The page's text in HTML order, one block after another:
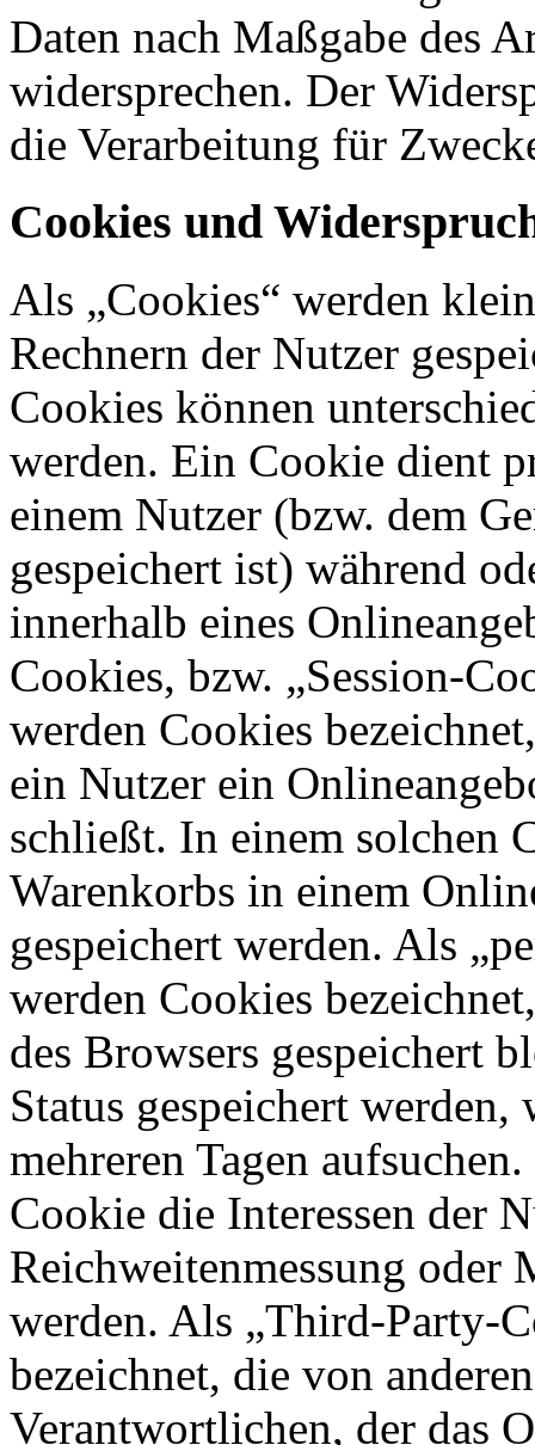
Daten nach Maßgabe des
widersprechen. Der
die Verarbeitung für
Cookies und
Als „Cookies“ werden
Rechnern der Nutzer
Cookies können
werden. Ein Cookie dient
einem Nutzer (bzw. dem
gespeichert ist) während
innerhalb eines
Cookies, bzw. „Session-
werden Cookies
ein Nutzer ein
schließt. In einem solchen
Warenkorbs in einem
gespeichert werden. Als
werden Cookies
des Browsers gespeichert
Status gespeichert
mehreren Tagen
Cookie die Interessen der
Reichweitenmessung oder
werden. Als „Third-Party-
bezeichnet, die von
Verantwortlichen, der das